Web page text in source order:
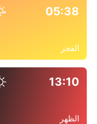
05:38
الفجر
13:10
الظهر